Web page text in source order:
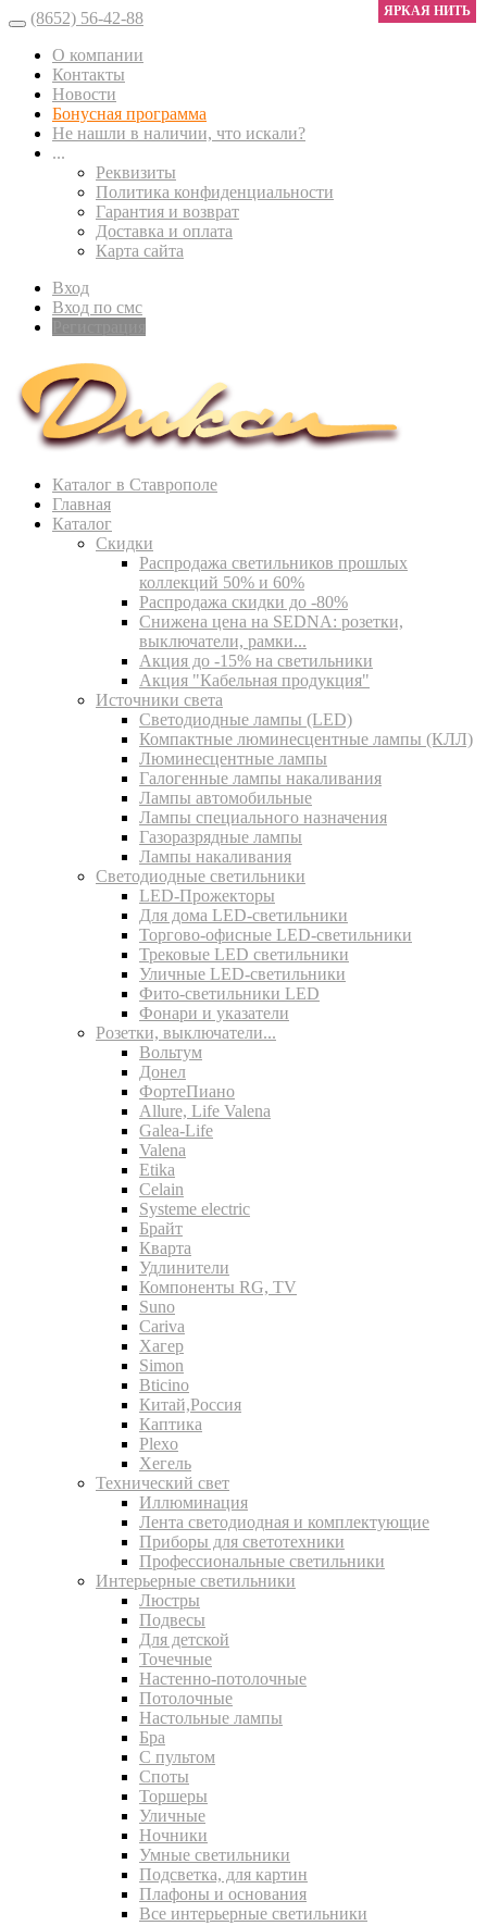
(8652) 56-42-88
О компании
Контакты
Новости
Бонусная программа
Не нашли в наличии, что искали?
...
Реквизиты
Политика конфиденциальности
Гарантия и возврат
Доставка и оплата
Карта сайта
Вход
Вход по смс
Каталог в Ставрополе
Главная
Каталог
Скидки
Распродажа светильников прошлых
коллекций 50% и 60%
Распродажа скидки до -80%
Cнижена цена на SEDNA: розетки,
выключатели, рамки...
Акция до -15% на светильники
Акция "Кабельная продукция"
Источники света
Светодиодные лампы (LED)
Компактные люминесцентные лампы (КЛЛ)
Люминесцентные лампы
Галогенные лампы накаливания
Лампы автомобильные
Лампы специального назначения
Газоразрядные лампы
Лампы накаливания
Светодиодные светильники
LED-Прожекторы
Для дома LED-светильники
Торгово-офисные LED-светильники
Трековые LED светильники
Уличные LED-светильники
Фито-светильники LED
Фонари и указатели
Розетки, выключатели...
Вольтум
Донел
ФортеПиано
Allure, Life Valena
Galea-Life
Valena
Etika
Celain
Systeme electric
Брайт
Кварта
Удлинители
Компоненты RG, TV
Suno
Cariva
Хагер
Simon
Bticino
Китай,Россия
Каптика
Plexo
Хегель
Технический свет
Иллюминация
Лента светодиодная и комплектующие
Приборы для светотехники
Профессиональные светильники
Интерьерные светильники
Люстры
Подвесы
Для детской
Точечные
Настенно-потолочные
Потолочные
Настольные лампы
Бра
С пультом
Споты
Торшеры
Уличные
Ночники
Умные светильники
Подсветка, для картин
Плафоны и основания
Все интерьерные светильники
ЯРКАЯ НИТЬ